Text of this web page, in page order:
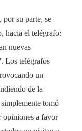
por su parte, se
hacia el telégrafo:
nuevas
Los telégrafos
un
de la
tomó
opiniones a favor